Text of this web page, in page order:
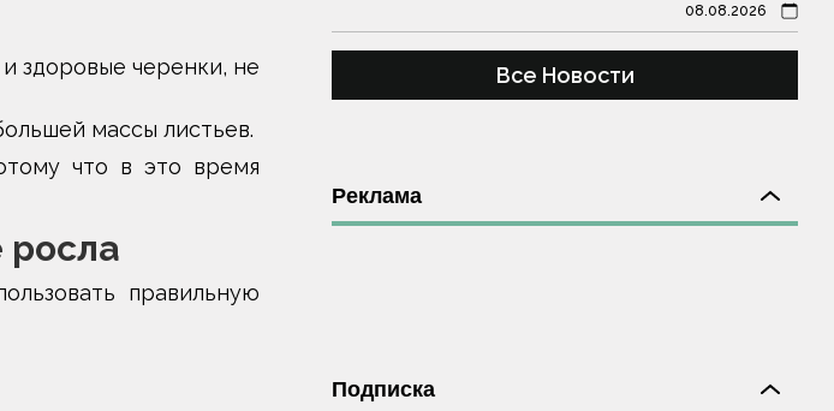
здоровые черенки, не
массы листьев.
что в это время
росла
правильную
08.08.2026
Все Новости
Реклама
Подписка